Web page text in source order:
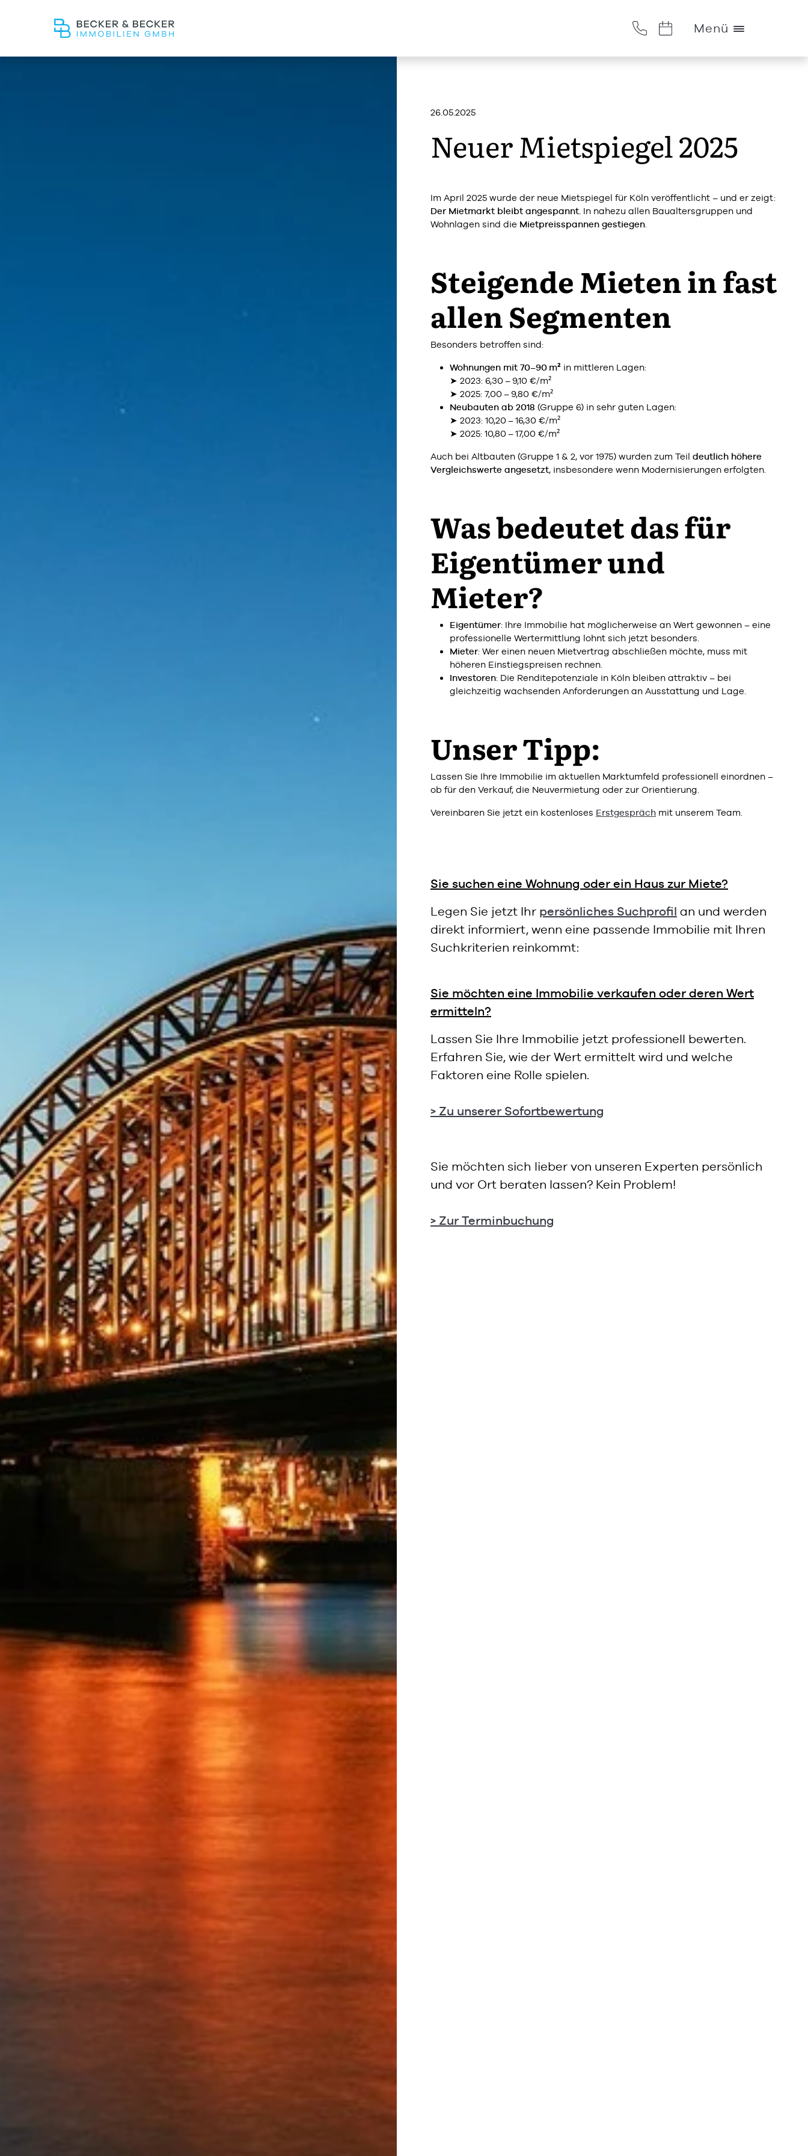
Menü
26.05.2025
Neuer Mietspiegel 2025
Im April 2025 wurde der neue Mietspiegel für Köln veröffentlicht – und er zeigt:
Der Mietmarkt bleibt angespannt. In nahezu allen Baualtersgruppen und
Wohnlagen sind die Mietpreisspannen gestiegen
Steigende Mieten in fast
allen Segmenten
Besonders betroffen sind:
Wohnungen mit 70–90 m² in mittleren Lagen:
➤ 2023: 6,30 – 9,10 €/m²
➤ 2025: 7,00 – 9,80 €/m²
Neubauten ab 2018 (Gruppe 6) in sehr guten Lagen:
➤ 2023: 10,20 – 16,30 €/m²
➤ 2025: 10,80 – 17,00 €/m²
Auch bei Altbauten (Gruppe 1 & 2, vor 1975) wurden zum Teil deutlich höhere
Vergleichswerte angesetzt, insbesondere wenn Modernisierungen erfolgten.
Was bedeutet das für
Eigentümer und
Mieter?
Eigentümer: Ihre Immobilie hat möglicherweise an Wert gewonnen – eine
professionelle Wertermittlung lohnt sich jetzt besonders.
Mieter: Wer einen neuen Mietvertrag abschließen möchte, muss mit
höheren Einstiegspreisen rechnen.
Investoren: Die Renditepotenziale in Köln bleiben attraktiv – bei
gleichzeitig wachsenden Anforderungen an Ausstattung und Lage.
Unser Tipp:
Lassen Sie Ihre Immobilie im aktuellen Marktumfeld professionell einordnen –
ob für den Verkauf, die Neuvermietung oder zur Orientierung.
Vereinbaren Sie jetzt ein kostenloses Erstgespräch mit unserem Team.
Sie suchen eine Wohnung oder ein Haus zur Miete?
Legen Sie jetzt Ihr persönliches Suchprofil an und werden
direkt informiert, wenn eine passende Immobilie mit Ihren
Suchkriterien reinkommt:
Sie möchten eine Immobilie verkaufen oder deren Wert
ermitteln?
Lassen Sie Ihre Immobilie jetzt professionell bewerten.
Erfahren Sie, wie der Wert ermittelt wird und welche
Faktoren eine Rolle spielen.
> Zu unserer Sofortbewertung
Sie möchten sich lieber von unseren Experten persönlich
und vor Ort beraten lassen? Kein Problem!
> Zur Terminbuchung